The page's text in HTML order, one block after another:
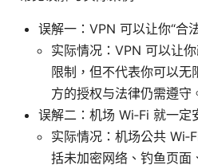
误解一：VPN 可以让你“合
实际情况：VPN 可以让
限制，但不代表你可以无
方的授权与法律仍需遵守
误解二：机场 Wi‑Fi 就一定
实际情况：机场公共
括未加密网络、钓鱼页面